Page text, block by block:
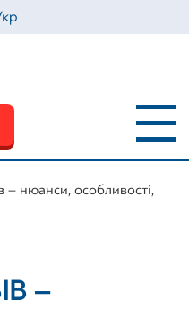
– нюанси, особливості,
–